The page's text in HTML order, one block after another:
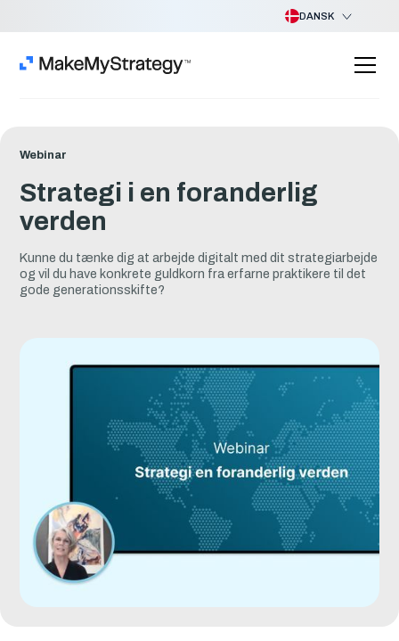
DANSK
Webinar
Strategi i en foranderlig
verden
Kunne du tænke dig at arbejde digitalt med dit strategiarbejde
og vil du have konkrete guldkorn fra erfarne praktikere til det
gode generationsskifte?